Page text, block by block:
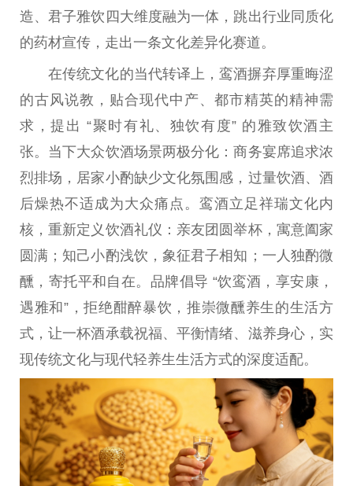
造、君子雅饮四大维度融为一体，跳出行业同质化
的药材宣传，走出一条文化差异化赛道。
在传统文化的当代转译上，鸾酒摒弃厚重晦涩
的古风说教，贴合现代中产、都市精英的精神需
求，提出 “聚时有礼、独饮有度” 的雅致饮酒主
张。当下大众饮酒场景两极分化：商务宴席追求浓
烈排场，居家小酌缺少文化氛围感，过量饮酒、酒
后燥热不适成为大众痛点。鸾酒立足祥瑞文化内
核，重新定义饮酒礼仪：亲友团圆举杯，寓意阖家
圆满；知己小酌浅饮，象征君子相知；一人独酌微
醺，寄托平和自在。品牌倡导 “饮鸾酒，享安康，
遇雅和”，拒绝酣醉暴饮，推崇微醺养生的生活方
式，让一杯酒承载祝福、平衡情绪、滋养身心，实
现传统文化与现代轻养生生活方式的深度适配。